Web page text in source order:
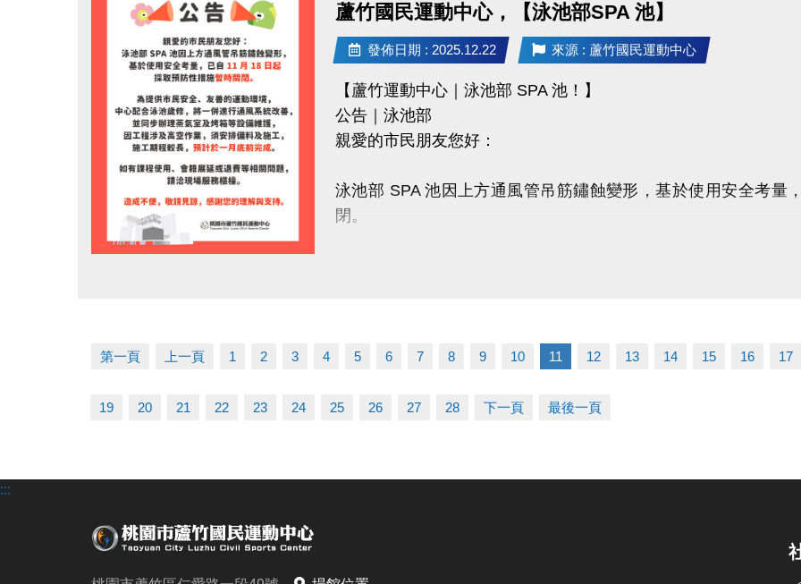
5.長租時段以偶數整點至偶數整點兩個小時為租借基準，例：
6.其它注意事項，以長租條約及現場之規範為準。
7.壁球場長租請至球館部洽詢 03-2639066#115/116
有任何問題歡迎來電詢問
洽詢專線：03-2639066 #115/116 (客服部)
官網 : https://www.lzsports.com.tw/zh_TW/news/pageID/1/
FB : 桃園市蘆竹國民運動中心
蘆竹國民運動中心，【泳池部SPA 池】
發佈日期 : 2025.12.22 來源 : 蘆竹國民運動中心
【蘆竹運動中心｜泳池部 SPA 池！】
公告｜泳池部
親愛的市民朋友您好：
泳池部 SPA 池因上方通風管吊筋鏽蝕變形，基於使用安全考量
閉。
為提供市民安全、友善的運動環境，中心配合泳池歲修，將一併
如有課程使用、會籍展延或退費等相關問題，請洽現場服務櫃檯。
造成不便，敬請見諒，感謝您的理解與支持。
第一頁 上一頁 1 2 3 4 5 6 7 8 9 10 11 12 13 14 15 16
17
19 20 21 22 23 24 25 26 27 28 下一頁 最後一頁
:::